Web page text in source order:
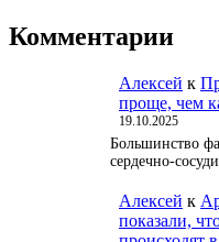
Комментарии
Алексей к
проще, чем
19.10.2025
Большинство
сердечно-
Алексей к
показали,